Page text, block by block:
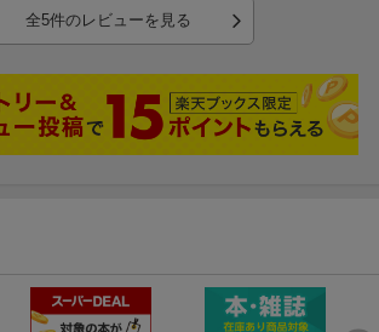
全5件のレビューを見る